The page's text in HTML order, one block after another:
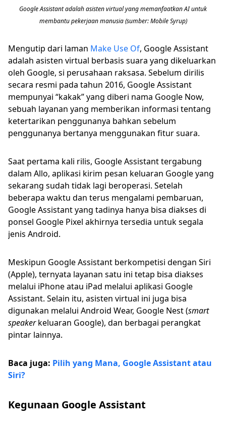
Google Assistant adalah asisten virtual yang memanfaatkan AI untuk
membantu pekerjaan manusia (sumber: Mobile Syrup)
Mengutip dari laman Make Use Of, Google Assistant
adalah asisten virtual berbasis suara yang dikeluarkan
oleh Google, si perusahaan raksasa. Sebelum dirilis
secara resmi pada tahun 2016, Google Assistant
mempunyai “kakak” yang diberi nama Google Now,
sebuah layanan yang memberikan informasi tentang
ketertarikan penggunanya bahkan sebelum
penggunanya bertanya menggunakan fitur suara.
Saat pertama kali rilis, Google Assistant tergabung
dalam Allo, aplikasi kirim pesan keluaran Google yang
sekarang sudah tidak lagi beroperasi. Setelah
beberapa waktu dan terus mengalami pembaruan,
Google Assistant yang tadinya hanya bisa diakses di
ponsel Google Pixel akhirnya tersedia untuk segala
jenis Android.
Meskipun Google Assistant berkompetisi dengan Siri
(Apple), ternyata layanan satu ini tetap bisa diakses
melalui iPhone atau iPad melalui aplikasi Google
Assistant. Selain itu, asisten virtual ini juga bisa
digunakan melalui Android Wear, Google Nest (smart
speakerkeluaran Google), dan berbagai perangkat
pintar lainnya.
Baca juga: Pilih yang Mana, Google Assistant atau
Siri?
Kegunaan Google Assistant